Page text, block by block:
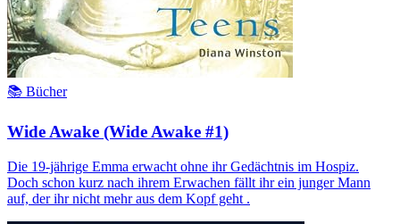
📚 Bücher
Wide Awake (Wide Awake #1)
Die 19-jährige Emma erwacht ohne ihr Gedächtnis im Hospiz.
Doch schon kurz nach ihrem Erwachen fällt ihr ein junger Mann
auf, der ihr nicht mehr aus dem Kopf geht .